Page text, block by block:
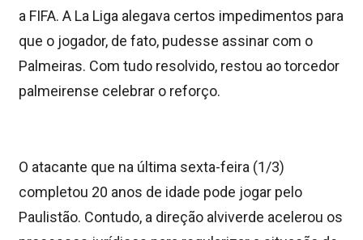
a FIFA. A La Liga alegava certos impedimentos para
que o jogador, de fato, pudesse assinar com o
Palmeiras. Com tudo resolvido, restou ao torcedor
palmeirense celebrar o reforço.
O atacante que na última sexta-feira (1/3)
completou 20 anos de idade pode jogar pelo
Paulistão. Contudo, a direção alviverde acelerou os